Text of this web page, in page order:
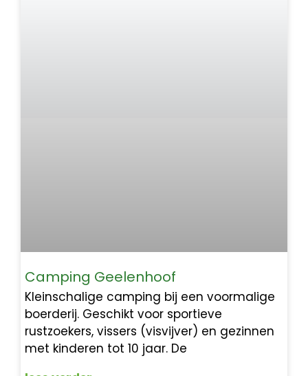
Camping Geelenhoof
Kleinschalige camping bij een voormalige
boerderij. Geschikt voor sportieve
rustzoekers, vissers (visvijver) en gezinnen
met kinderen tot 10 jaar. De